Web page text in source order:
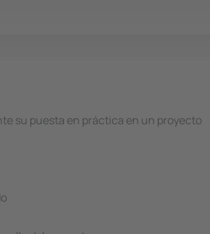
su puesta en práctica en un proyecto